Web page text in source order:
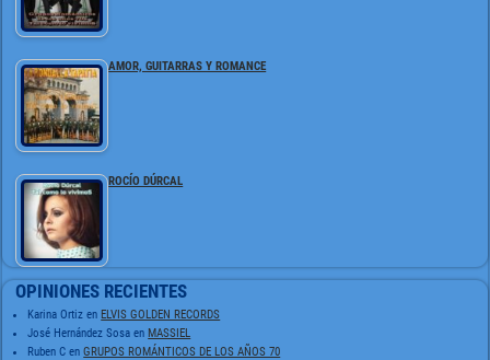
AMOR, GUITARRAS Y ROMANCE
ROCÍO DÚRCAL
OPINIONES RECIENTES
Karina Ortiz enELVIS GOLDEN RECORDS
José Hernández Sosa enMASSIEL
Ruben C enGRUPOS ROMÁNTICOS DE LOS AÑOS 70